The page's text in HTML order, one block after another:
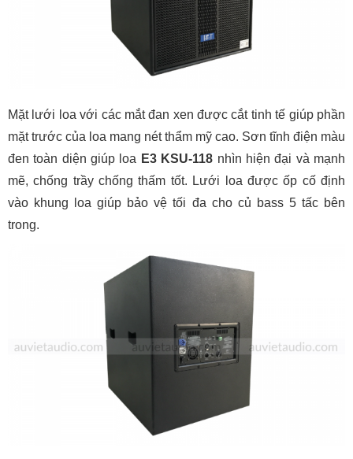
Mặt lưới loa với các mắt đan xen được cắt tinh tế giúp phần
mặt trước của loa mang nét thẩm mỹ cao. Sơn tĩnh điện màu
đen toàn diện giúp loa E3 KSU-118 nhìn hiện đại và mạnh
mẽ, chống trầy chống thấm tốt. Lưới loa được ốp cố định
vào khung loa giúp bảo vệ tối đa cho củ bass 5 tấc bên
trong.